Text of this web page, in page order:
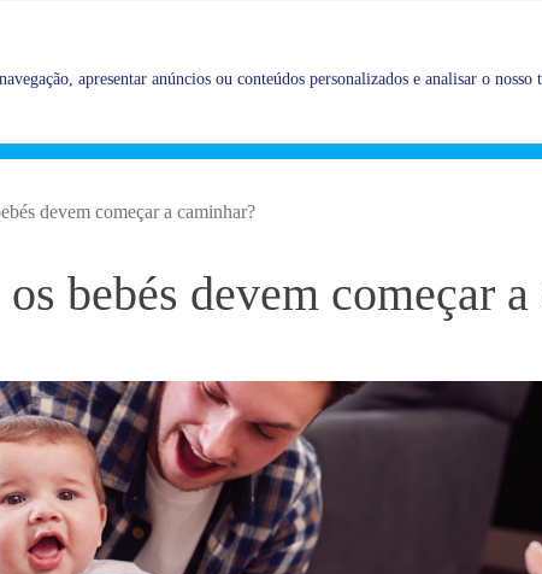
apresentar anúncios ou conteúdos personalizados e analisar o
devem começar a caminhar?
bebés devem começar